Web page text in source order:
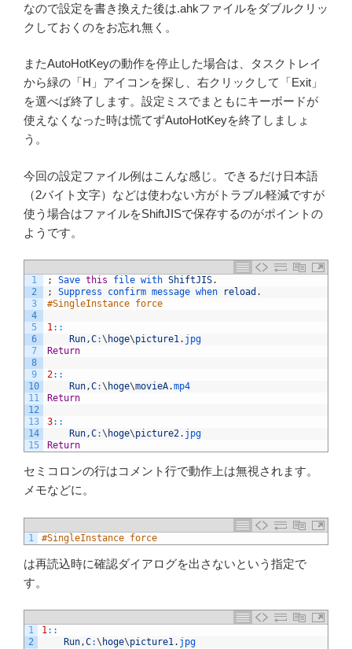
なので設定を書き換えた後は.ahkファイルをダブルクリッ
クしておくのをお忘れ無く。
またAutoHotKeyの動作を停止した場合は、タスクトレイ
から緑の「H」アイコンを探し、右クリックして「Exit」
を選べば終了します。設定ミスでまともにキーボードが
使えなくなった時は慌てずAutoHotKeyを終了しましょ
う。
今回の設定ファイル例はこんな感じ。できるだけ日本語
（2バイト文字）などは使わない方がトラブル軽減ですが
使う場合はファイルをShiftJISで保存するのがポイントの
ようです。
1
2
3
4
5
6
7
8
9
10
11
12
13
14
15
; Save this file with ShiftJIS.
;
Suppress confirm message when reload .
#SingleInstance force
1::
Run,C:\ hoge\picture1. jpg
Return
2::
Run,C:\ hoge\movieA.mp4
Return
3::
Run,C:\ hoge\picture2. jpg
Return
セミコロンの行はコメント行で動作上は無視されます。
メモなどに。
1 #SingleInstance force
は再読込時に確認ダイアログを出さないという指定で
す。
1
2
1::
Run,C:\ hoge\picture1. jpg